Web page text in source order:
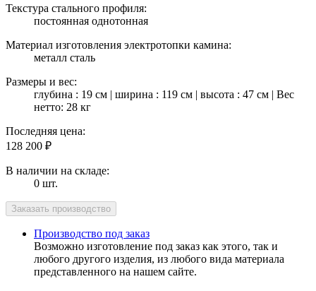
Текстура стального профиля:
постоянная однотонная
Материал изготовления электротопки камина:
металл сталь
Размеры и вес:
глубина : 19 см | ширина : 119 см | высота : 47 см | Вес
нетто: 28 кг
Последняя цена:
128 200 ₽
В наличии на складе:
0 шт.
Производство под заказ
Возможно изготовление под заказ как этого, так и
любого другого изделия, из любого вида материала
представленного на нашем сайте.